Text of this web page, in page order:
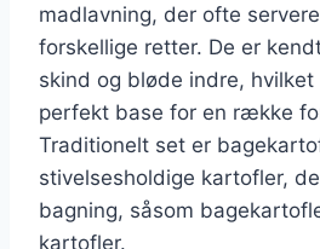
madlavning, der ofte
forskellige retter. De er
skind og bløde indre,
perfekt base for en række
Traditionelt set er
stivelsesholdige kartofler,
bagning, såsom
kartofler.